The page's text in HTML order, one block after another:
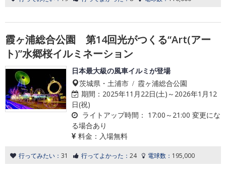
霞ヶ浦総合公園 第14回光がつくる“Art(アー
ト)”水郷桜イルミネーション
日本最大級の風車イルミが登場
茨城県・土浦市 / 霞ヶ浦総合公園
期間： 2025年11月22日(土)～2026年1月12
日(祝)
ライトアップ時間： 17:00～21:00 変更にな
る場合あり
料金： 入場無料
行ってみたい： 31 行ってよかった： 24 電球数： 195,000